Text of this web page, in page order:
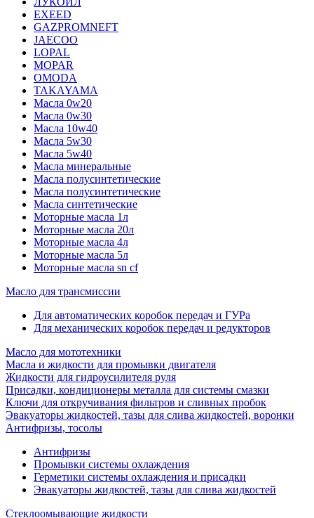
EXEED
GAZPROMNEFT
JAECOO
LOPAL
MOPAR
OMODA
TAKAYAMA
Масла 0w20
Масла 0w30
Масла 10w40
Масла 5w30
Масла 5w40
Масла минеральные
Масла полусинтетические
Масла полусинтетические
Масла синтетические
Моторные масла 1л
Моторные масла 20л
Моторные масла 4л
Моторные масла 5л
Моторные масла sn cf
Масло для трансмиссии
Для автоматических коробок передач и ГУРа
Для механических коробок передач и редукторов
Масло для мототехники
Масла и жидкости для промывки двигателя
Жидкости для гидроусилителя руля
Присадки, кондиционеры металла для системы смазки
Ключи для откручивания фильтров и сливных пробок
Эвакуаторы жидкостей, тазы для слива жидкостей, воронки
Антифризы, тосолы
Антифризы
Промывки системы охлаждения
Герметики системы охлаждения и присадки
Эвакуаторы жидкостей, тазы для слива жидкостей
Стеклоомывающие жидкости